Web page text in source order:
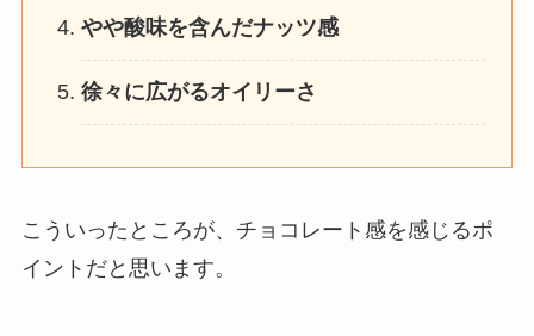
やや酸味を含んだナッツ感
徐々に広がるオイリーさ
こういったところが、チョコレート感を感じるポ
イントだと思います。